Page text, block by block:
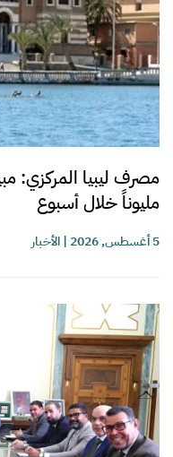
مليوناً خلال أسبوع
5 أغسطس, 2026 |الأخبار